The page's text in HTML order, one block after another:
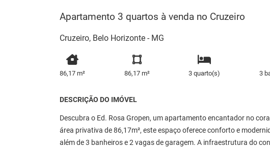
Apartamento 3 quartos à venda no Cruzeiro
Cruzeiro, Belo Horizonte - MG
86,17 m² 86,17 m² 3 quarto(s) 3
DESCRIÇÃO DO IMÓVEL
Descubra o Ed. Rosa Gropen, um apartamento encantador no
área privativa de 86,17m², este espaço oferece conforto e
além de 3 banheiros e 2 vagas de garagem. A infraestrutura do